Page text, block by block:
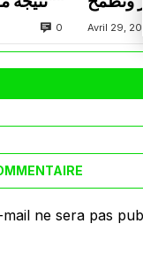
0 Avril 29,
ne sera pas